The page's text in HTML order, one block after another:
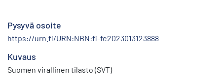
Pysyvä osoite
https://urn.fi/URN:NBN:fi-fe2023013123888
Kuvaus
Suomen virallinen tilasto (SVT)